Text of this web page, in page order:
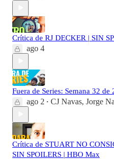
Crítica de RJ DECKER | SIN
ago 4
Fuera de Series: Semana 32
ago 2 • CJ Navas, Jorge
Crítica de STUART NO
SIN SPOILERS | HBO Max